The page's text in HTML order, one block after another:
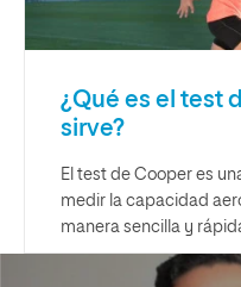
¿Qué es el test
sirve?
El test de Cooper es
medir la capacidad
manera sencilla y